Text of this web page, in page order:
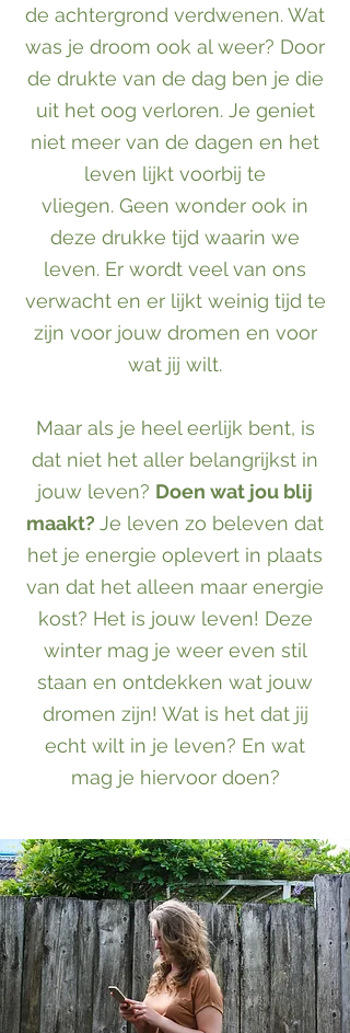
de achtergrond verdwenen. Wat
was je droom ook al weer? Door
de drukte van de dag ben je die
uit het oog verloren. Je geniet
niet meer van de dagen en het
leven lijkt voorbij te
vliegen. Geen wonder ook in
deze drukke tijd waarin we
leven. Er wordt veel van ons
verwacht en er lijkt weinig tijd te
zijn voor jouw dromen en voor
wat jij wilt.
Maar als je heel eerlijk bent, is
dat niet het aller belangrijkst in
jouw leven? Doen wat jou blij
maakt? Je leven zo beleven dat
het je energie oplevert in plaats
van dat het alleen maar energie
kost? Het is jouw leven! Deze
winter mag je weer even stil
staan en ontdekken wat jouw
dromen zijn! Wat is het dat jij
echt wilt in je leven? En wat
mag je hiervoor doen?